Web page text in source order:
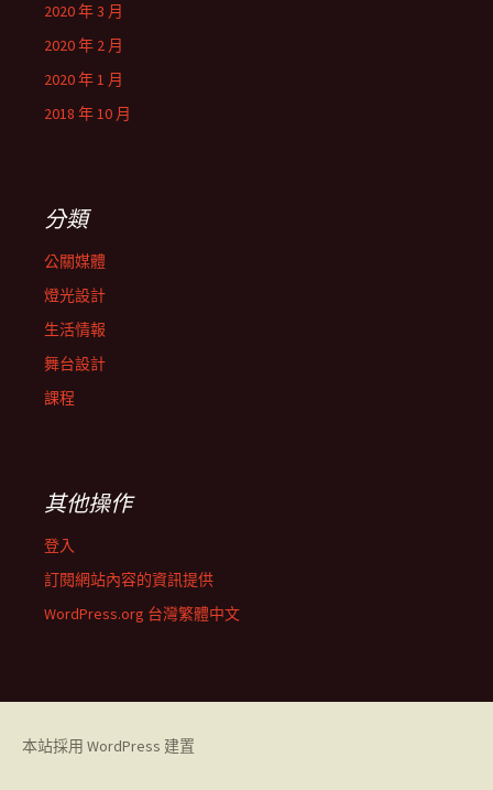
2020 年 3 月
2020 年 2 月
2020 年 1 月
2018 年 10 月
分類
公關媒體
燈光設計
生活情報
舞台設計
課程
其他操作
登入
訂閱網站內容的資訊提供
WordPress.org 台灣繁體中文
本站採用 WordPress 建置